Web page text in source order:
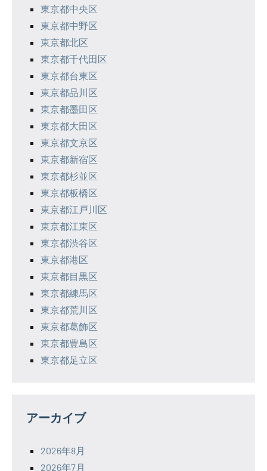
東京都中央区
東京都中野区
東京都北区
東京都千代田区
東京都台東区
東京都品川区
東京都墨田区
東京都大田区
東京都文京区
東京都新宿区
東京都杉並区
東京都板橋区
東京都江戸川区
東京都江東区
東京都渋谷区
東京都港区
東京都目黒区
東京都練馬区
東京都荒川区
東京都葛飾区
東京都豊島区
東京都足立区
アーカイブ
2026年8月
2026年7月